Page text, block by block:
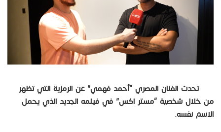
تحدث الفنان المصري “أحمد فهمي” عن الرمزية التي تظهر
من خلال شخصية “مستر اكس” في فيلمه الجديد الذي يحمل
الاسم نفسه.